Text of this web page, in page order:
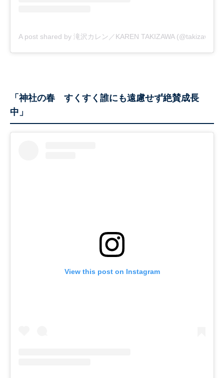
A post shared by 滝沢カレン／KAREN TAKIZAWA
「神社の春 すくすく誰にも遠慮せず絶賛成長
中」
View this post on Instagram